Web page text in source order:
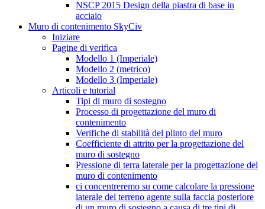
NSCP 2015 Design della piastra di base in
acciaio
Muro di contenimento SkyCiv
Iniziare
Pagine di verifica
Modello 1 (Imperiale)
Modello 2 (metrico)
Modello 3 (Imperiale)
Articoli e tutorial
Tipi di muro di sostegno
Processo di progettazione del muro di
contenimento
Verifiche di stabilità del plinto del muro
Coefficiente di attrito per la progettazione del
muro di sostegno
Pressione di terra laterale per la progettazione del
muro di contenimento
ci concentreremo su come calcolare la pressione
laterale del terreno agente sulla faccia posteriore